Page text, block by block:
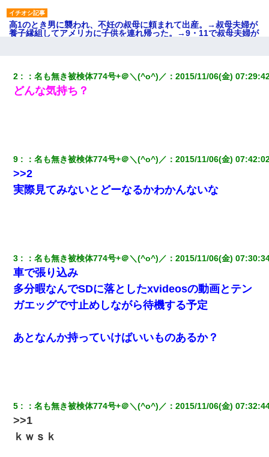
高1のとき男に襲われ、不妊の叔母に頼まれて出産。→叔母夫婦が
養子縁組してアメリカに子供を連れ帰った。→9・11で叔母夫婦が
見合いにて。嫁「はじめまして」俺「失礼ですが○○さんご本人で
すか？」
近所のお寺に住み込みで手伝いしてる知的障害のオッサンがい
た。ある日、オッサンが火かき棒を持って顔を真っ赤にしながら
走り回っていて…
三年働いてたパートを突然クビになった。しかし元職場の主要取
引先のトップが母方の叔父だったので…
童貞俺、宅飲みした女友達2人を家に泊めた結果ｗｗｗｗｗｗ
友人とふたりで山口に旅行した時の事。レンタカーを借りて山の
今日夫の実家に泊ったんだけど、朝起きたら股間がなんかモッコ
リしてた
2 ：名も無き被検体774号+＠＼(^o^)／ ：2015/11/06(金)
どんな気持ち？
9 ：名も無き被検体774号+＠＼(^o^)／ ：2015/11/06(金)
>>2
実際見てみないとどーなるかわかんないな
3 ：名も無き被検体774号+＠＼(^o^)／ ：2015/11/06(金)
車で張り込み
多分暇なんでSDに落としたxvideosの動画とテン
ガエッグで寸止めしながら待機する予定
あとなんか持っていけばいいものあるか？
5 ：名も無き被検体774号+＠＼(^o^)／ ：2015/11/06(金)
>>1
ｋｗｓｋ